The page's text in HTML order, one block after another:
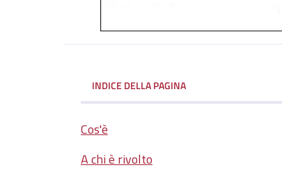
INDICE DELLA PAGINA
Cos'è
A chi è rivolto